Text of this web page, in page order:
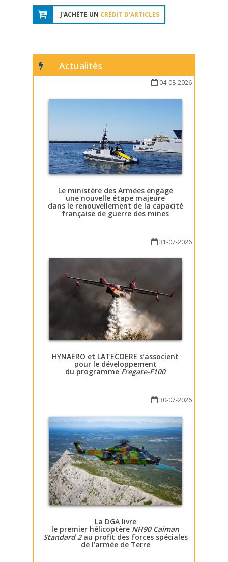
J'ACHÈTE UN CRÉDIT D'ARTICLES
Actualités
04-08-2026
Le ministère des Armées engage
une nouvelle étape majeure
dans le renouvellement de la capacité
française de guerre des mines
31-07-2026
HYNAERO et LATECOERE s’associent
pour le développement
du programme Fregate-F100
30-07-2026
La DGA livre
le premier hélicoptère NH90 Caïman
Standard 2au profit des forces spéciales
de l’armée de Terre